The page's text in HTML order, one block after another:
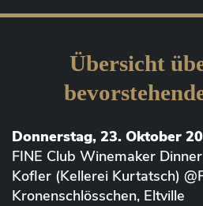
Übersicht
Donnerstag, 23. Oktober
FINE Club Winemaker
Kofler (Kellerei Kurtatsch)
Kronenschlösschen, Eltville